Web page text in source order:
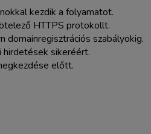
kezdik a folyamatot.
HTTPS protokollt.
szabályokig.
sikeréért.
előtt.